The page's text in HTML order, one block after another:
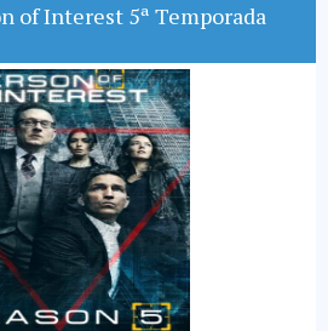
of Interest 5ª Temporada